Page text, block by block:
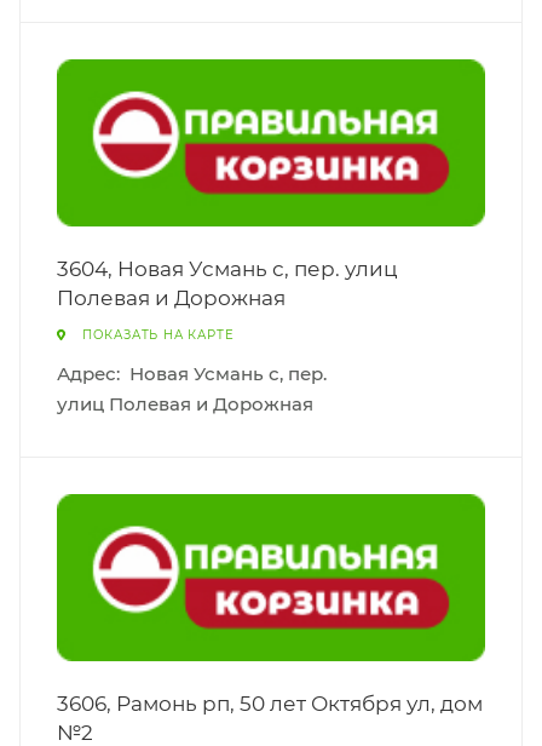
3604, Новая Усмань с, пер. улиц
Полевая и Дорожная
ПОКАЗАТЬ НА КАРТЕ
Адрес: Новая Усмань с, пер.
улиц Полевая и Дорожная
3606, Рамонь рп, 50 лет Октября ул, дом
№2